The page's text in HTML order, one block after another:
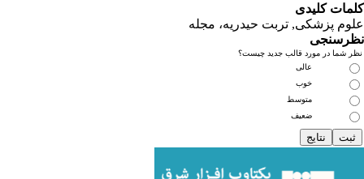
تربت حیدریه، مجله
قالب جدید چیست؟
عالی
خوب
متوسط
ضعیف